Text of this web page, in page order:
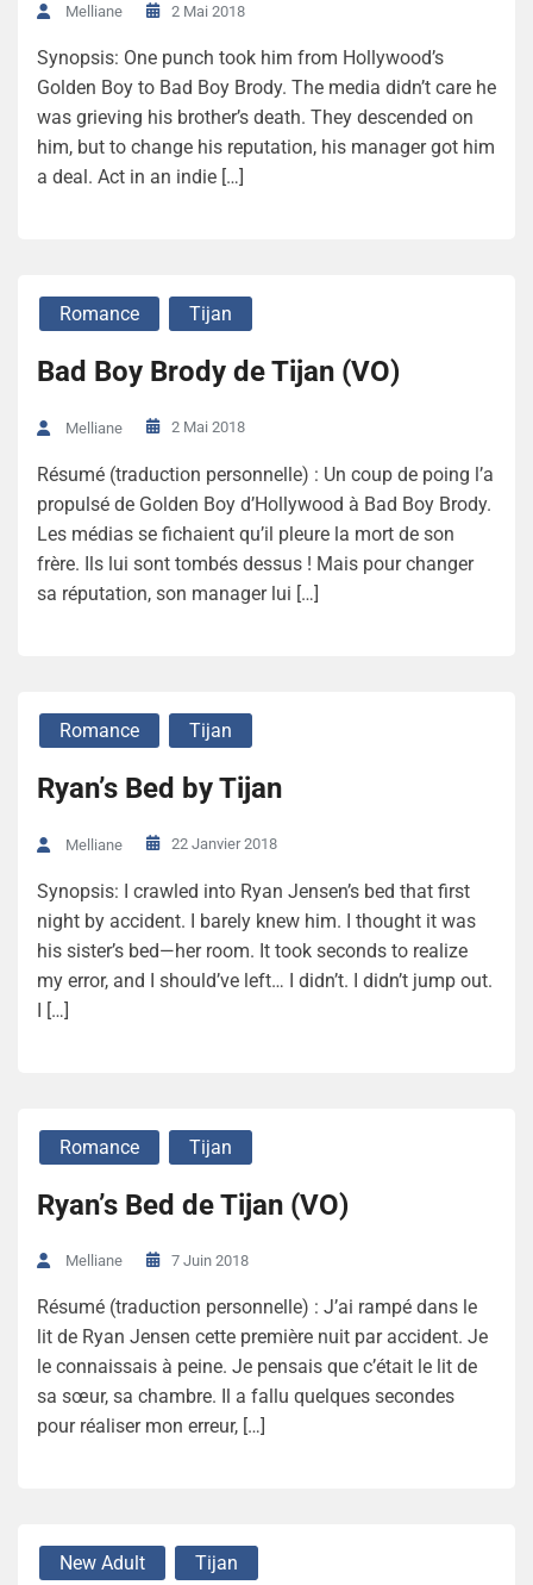
Melliane 2 Mai 2018
Synopsis: One punch took him from Hollywood’s
Golden Boy to Bad Boy Brody. The media didn’t care he
was grieving his brother’s death. They descended on
him, but to change his reputation, his manager got him
a deal. Act in an indie […]
Romance Tijan
Bad Boy Brody de Tijan (VO)
Melliane 2 Mai 2018
Résumé (traduction personnelle) : Un coup de poing l’a
propulsé de Golden Boy d’Hollywood à Bad Boy Brody.
Les médias se fichaient qu’il pleure la mort de son
frère. Ils lui sont tombés dessus ! Mais pour changer
sa réputation, son manager lui […]
Romance Tijan
Ryan’s Bed by Tijan
Melliane 22 Janvier 2018
Synopsis: I crawled into Ryan Jensen’s bed that first
night by accident. I barely knew him. I thought it was
his sister’s bed—her room. It took seconds to realize
my error, and I should’ve left… I didn’t. I didn’t jump out.
I […]
Romance Tijan
Ryan’s Bed de Tijan (VO)
Melliane 7 Juin 2018
Résumé (traduction personnelle) : J’ai rampé dans le
lit de Ryan Jensen cette première nuit par accident. Je
le connaissais à peine. Je pensais que c’était le lit de
sa sœur, sa chambre. Il a fallu quelques secondes
pour réaliser mon erreur, […]
New Adult Tijan